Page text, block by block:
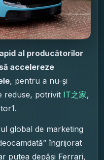
al producătorilor
accelereze
, pentru a nu-și
reduse, potrivit IT之家,
global de marketing
îngrijorat
putea depăși Ferrari,